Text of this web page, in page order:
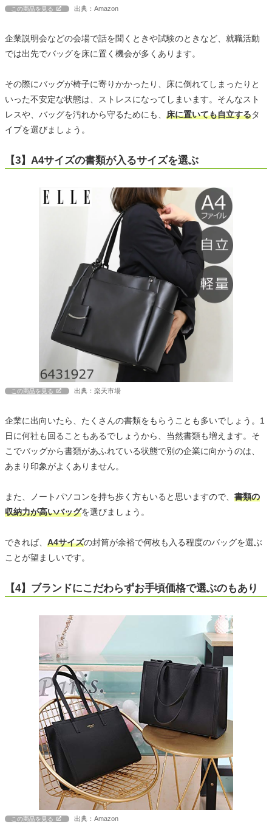
この商品を見る 出典：Amazon
企業説明会などの会場で話を聞くときや試験のときなど、就職活動
では出先でバッグを床に置く機会が多くあります。
その際にバッグが椅子に寄りかかったり、床に倒れてしまったりと
いった不安定な状態は、ストレスになってしまいます。そんなスト
レスや、バッグを汚れから守るためにも、 床に置いても自立するタ
イプを選びましょう。
【3】A4サイズの書類が入るサイズを選ぶ
この商品を見る 出典：楽天市場
企業に出向いたら、たくさんの書類をもらうことも多いでしょう。1
日に何社も回ることもあるでしょうから、当然書類も増えます。そ
こでバッグから書類があふれている状態で別の企業に向かうのは、
あまり印象がよくありません。
また、ノートパソコンを持ち歩く方もいると思いますので、 書類の
収納力が高いバッグを選びましょう。
できれば、 A4サイズの封筒が余裕で何枚も入る程度のバッグを選ぶ
ことが望ましいです。
【4】ブランドにこだわらずお手頃価格で選ぶのもあり
この商品を見る 出典：Amazon